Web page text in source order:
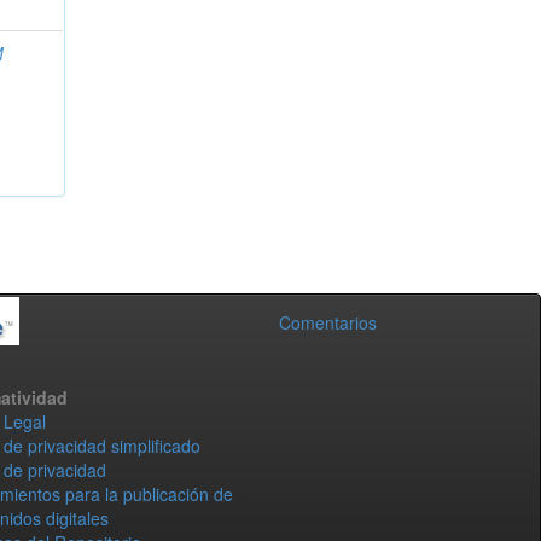
Comentarios
privacidad simplificado
privacidad
para la publicación de
digitales